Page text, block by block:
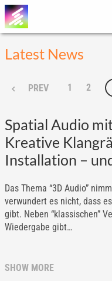
Latest News
PREV 1 2
Spatial Audio
Kreative
Installation –
Das Thema “3D Audio”
verwundert es nicht, dass
gibt. Neben “klassischen”
Wiedergabe gibt…
SHOW MORE